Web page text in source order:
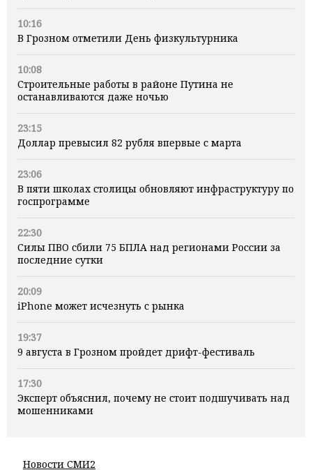
10:16
В Грозном отметили День физкультурника
10:08
Строительные работы в районе Путина не
останавливаются даже ночью
23:15
Доллар превысил 82 рубля впервые с марта
23:06
В пяти школах столицы обновляют инфраструктуру по
госпрограмме
22:30
Силы ПВО сбили 75 БПЛА над регионами России за
последние сутки
20:09
iPhone может исчезнуть с рынка
19:37
9 августа в Грозном пройдет дрифт-фестиваль
17:30
Эксперт объяснил, почему не стоит подшучивать над
мошенниками
Новости СМИ2